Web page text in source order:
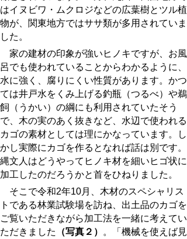
はイヌビワ・ムクロジなどの広葉樹とツル植
物が、関東地方ではササ類が多用されていま
した。
家の建材の印象が強いヒノキですが、お風
呂でも使われていることからわかるように、
水に強く、腐りにくい性質があります。かつ
ては井戸水をくみ上げる釣瓶（つるべ）や鵜
飼（うかい）の綱にも利用されていたそう
で、木の実のあく抜きなど、水辺で使われる
カゴの素材としては理にかなっています。し
かし実際にカゴを作るとなれば話は別です。
縄文人はどうやってヒノキ材を細いヒゴ状に
加工したのだろうかと首をひねりました。
そこで令和2年10月、木材のスペシャリス
トである林業試験場を訪ね、出土品のカゴを
ご覧いただきながら加工法を一緒に考えてい
ただきました
（写真２）
。「機械を使えば見